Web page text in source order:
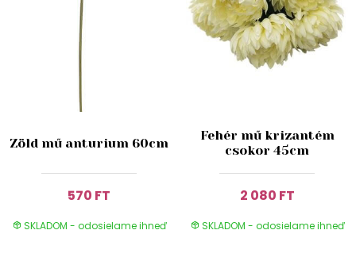
Zöld mű anturium 60cm
570 FT
SKLADOM - odosielame ihneď
Fehér mű krizantém
csokor 45cm
2 080 FT
SKLADOM - odosielame ihneď